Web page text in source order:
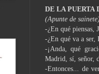
DE LA PUERTA
(Apunte de
-¿En qué piensas,
-¿En qué va a
-¡Anda, qué
Madrid, sí, señor,
-Entonces... de